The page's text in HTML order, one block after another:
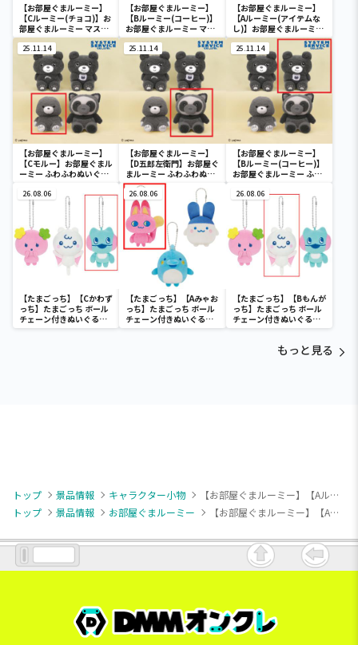
【お部屋ぐまルーミー】
【Cルーミー(チョコ)】お
部屋ぐまルーミー マスコ
ットキーチェーン
【お部屋ぐまルーミー】
【Bルーミー(コーヒー)】
お部屋ぐまルーミー マス
コットキーチェーン
【お部屋ぐまルーミー】
【Aルーミー(アイテムな
し)】お部屋ぐまルーミー
マスコットキーチェーン
25.11.14
【お部屋ぐまルーミー】
【Cモルー】お部屋ぐまル
ーミー ふわふわぬいぐる
25.11.14
【お部屋ぐまルーミー】
【D五郎左衛門】お部屋ぐ
まルーミー ふわふわぬい
ぐるみ
25.11.14
【お部屋ぐまルーミー】
【Bルーミー(コーヒー)】
お部屋ぐまルーミー ふわ
26.08.06
【たまごっち】【Cかわず
っち】たまごっち ボール
チェーン付きぬいぐるみ
～Tamagotchi
26.08.06
【たまごっち】【Aみゃお
っち】たまごっち ボール
チェーン付きぬいぐるみ
～Tamagotchi
26.08.06
【たまごっち】【Bもんが
っち】たまごっち ボール
チェーン付きぬいぐるみ
～Tamagotchi
もっと見る
トップ 景品情報 キャラクター小物
【お部屋ぐまルーミー】【Aルーミー(おすわり)】お部屋ぐまルーミー ボールチェーン付きぬいぐるみ
トップ
景品情報 お部屋ぐまルーミー 【お部屋ぐまルーミー】【Aルーミー(おすわり)】お部屋ぐまルーミー ボールチェーン付きぬいぐるみ